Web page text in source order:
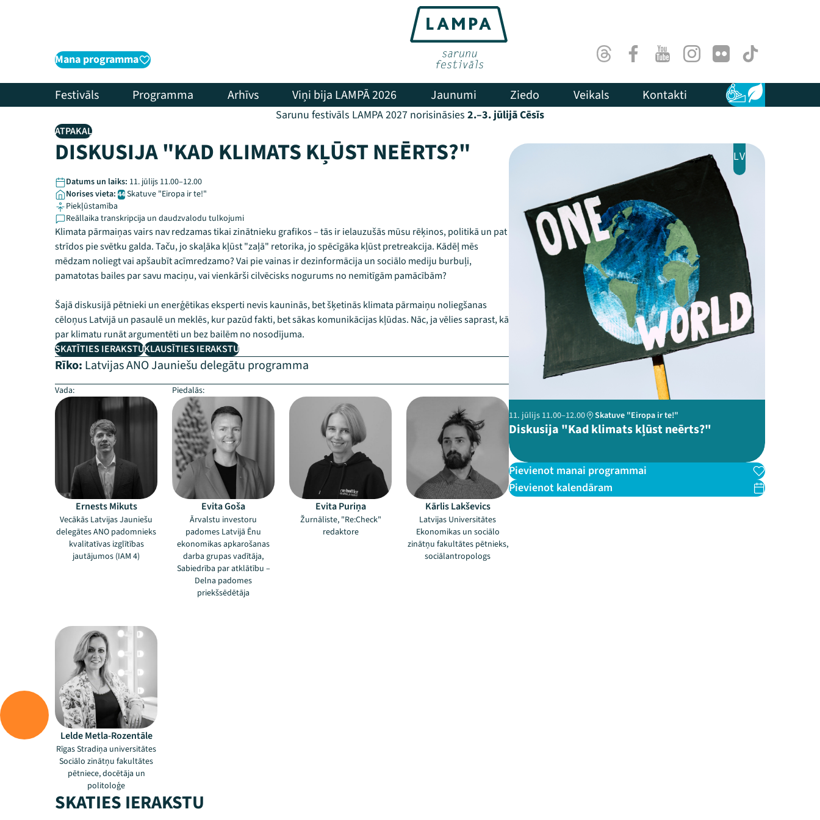
Mana programma ThreadsFacebookYoutubeInstagram
Flick TikTok
Festivāls Programma Arhīvs Viņi bija LAMPĀ 2026 Jaunumi Ziedo Veikals Kontakti Pieejamība
Ilgtspēja
Sarunu festivāls LAMPA 2027 norisināsies 2.–3. jūlijā Cēsīs
ATPAKAĻ
DISKUSIJA "KAD KLIMATS KĻŪST NEĒRTS?"
Datums un laiks: 11. jūlijs 11.00–12.00
Norises vieta: 44Skatuve "Eiropa ir te!"
Piekļūstamība
Reāllaika transkripcija un daudzvalodu tulkojumi
Klimata pārmaiņas vairs nav redzamas tikai zinātnieku grafikos – tās ir ielauzušās mūsu rēķinos, politikā un pat
strīdos pie svētku galda. Taču, jo skaļāka kļūst "zaļā" retorika, jo spēcīgāka kļūst pretreakcija. Kādēļ mēs
mēdzam noliegt vai apšaubīt acīmredzamo? Vai pie vainas ir dezinformācija un sociālo mediju burbuļi,
pamatotas bailes par savu maciņu, vai vienkārši cilvēcisks nogurums no nemitīgām pamācībām?
Šajā diskusijā pētnieki un enerģētikas eksperti nevis kauninās, bet šķetinās klimata pārmaiņu noliegšanas
cēloņus Latvijā un pasaulē un meklēs, kur pazūd fakti, bet sākas komunikācijas kļūdas. Nāc, ja vēlies saprast, kā
par klimatu runāt argumentēti un bez bailēm no nosodījuma.
SKATĪTIES IERAKSTUKLAUSĪTIES IERAKSTU
Rīko: Latvijas ANO Jauniešu delegātu programma
Vada:
Ernests Mikuts
Vecākās Latvijas Jauniešu
delegātes ANO padomnieks
kvalitatīvas izglītības
jautājumos (IAM 4)
Piedalās:
Evita Goša
Ārvalstu investoru
padomes Latvijā Ēnu
ekonomikas apkarošanas
darba grupas vadītāja,
Sabiedrība par atklātību –
Delna padomes
priekšsēdētāja
Evita Puriņa
Žurnāliste, "Re:Check"
redaktore
Kārlis Lakševics
Latvijas Universitātes
Ekonomikas un sociālo
zinātņu fakultātes pētnieks,
sociālantropologs
Lelde Metla-Rozentāle
Rīgas Stradiņa universitātes
Sociālo zinātņu fakultātes
pētniece, docētāja un
politoloģe
LV
11. jūlijs 11.00–12.00 Skatuve "Eiropa ir te!"
Diskusija "Kad klimats kļūst neērts?"
Pievienot manai programmai
Pievienot kalendāram
SKATIES IERAKSTU